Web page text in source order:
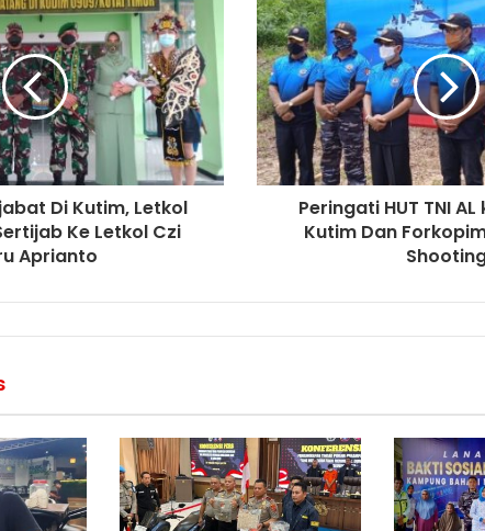
Di Kutim, Letkol
Ke Letkol Czi
Aprianto
Peringati HUT TNI
Kutim Dan